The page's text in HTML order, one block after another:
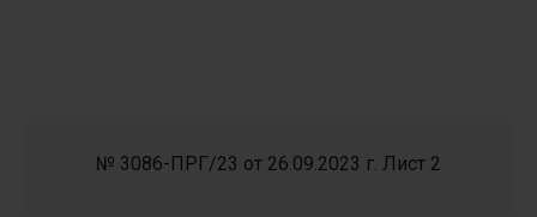
№ 3086-ПРГ/23 от 26.09.2023 г. Лист 2